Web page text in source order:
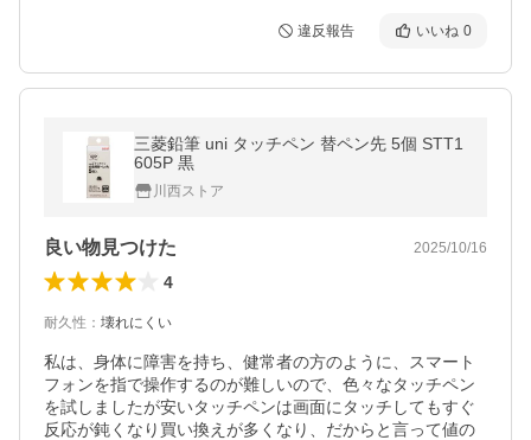
違反報告 いいね 0
三菱鉛筆 uni タッチペン 替ペン先 5個 STT1
605P 黒
川西ストア
良い物見つけた 2025/10/16
4
耐久性 ： 壊れにくい
私は、身体に障害を持ち、健常者の方のように、スマート
フォンを指で操作するのが難しいので、色々なタッチペン
を試しましたが安いタッチペンは画面にタッチしてもすぐ
反応が鈍くなり買い換えが多くなり、だからと言って値の